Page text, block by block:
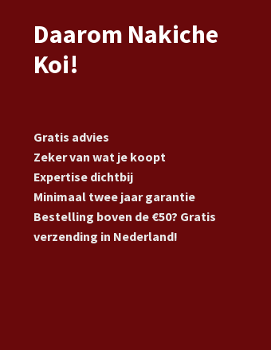
Daarom Nakiche
Koi!
Gratis advies
Zeker van wat je koopt
Expertise dichtbij
Minimaal twee jaar garantie
Bestelling boven de €50? Gratis
verzending in Nederland!